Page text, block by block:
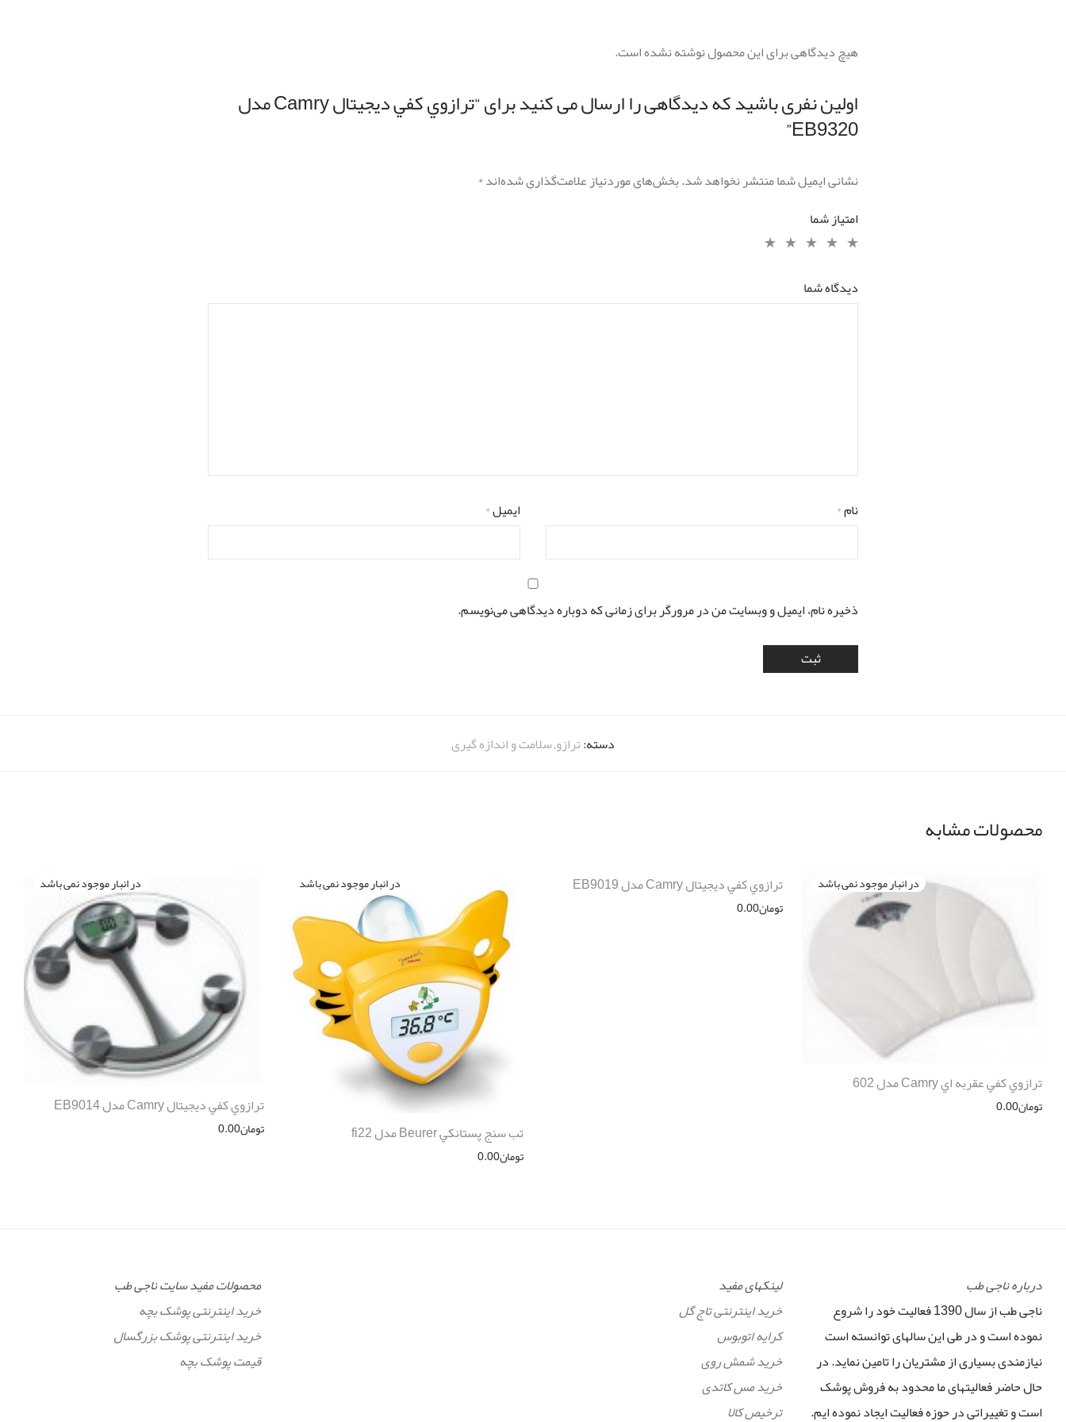
هیچ دیدگاهی برای این محصول نوشته نشده است.
اولین نفری باشید که دیدگاهی را ارسال می کنید برای “ترازوي كفي ديجيتال Camry مدل
EB9320”
نشانی ایمیل شما منتشر نخواهد شد.بخش‌های موردنیاز علامت‌گذاری شده‌اند*
امتیاز شما
دیدگاه شما
نام* ایمیل*
ذخیره نام، ایمیل و وبسایت من در مرورگر برای زمانی که دوباره دیدگاهی می‌نویسم.
دسته:ترازو,سلامت و اندازه گیری
محصولات مشابه
ترازوي كفي عقربه اي Camry مدل 602
تومان0.00
ترازوي كفي ديجيتال Camry مدل EB9019
تومان0.00
تب سنج پستانكي Beurer مدل fi22
تومان0.00
ترازوي كفي ديجيتال Camry مدل EB9014
تومان0.00
درباره ناجی طب
ناجی طب از سال 1390 فعالیت خود را شروع
نموده است و در طی این سالهای توانسته است
نیازمندی بسیاری از مشتریان را تامین نماید. در
حال حاضر فعالیتهای ما محدود به فروش پوشک
است و تغییراتی در حوزه فعالیت ایجاد نموده ایم.
لینکهای مفید
خرید اینترنتی تاج گل
کرایه اتوبوس
خرید شمش روی
خرید مس کاتدی
ترخیص کالا
محصولات مفید سایت ناجی طب
خرید اینترنتی پوشک بچه
خرید اینترنتی پوشک بزرگسال
قیمت پوشک بچه